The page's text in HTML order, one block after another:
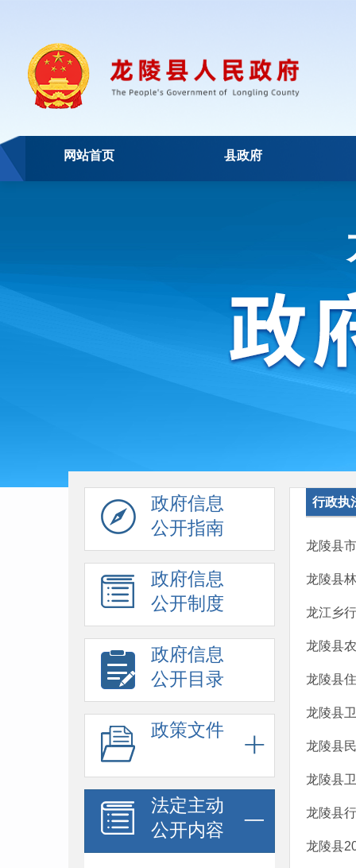
网站首页 县政府
政府信息
公开指南
政府信息
公开制度
政府信息
公开目录
政策文件
法定主动
公开内容
行政执
龙陵县
龙陵县
龙江乡
龙陵县
龙陵县
龙陵县
龙陵县
龙陵县
龙陵县
龙陵县